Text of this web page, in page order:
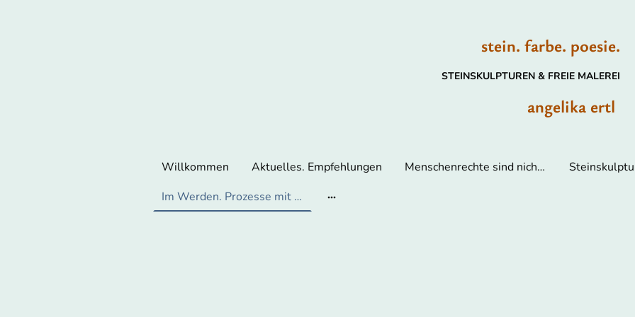
stein. farbe. poesie.
STEINSKULPTUREN & FREIE MALEREI
angelika ertl
Willkommen Aktuelles. Empfehlungen Menschenrechte sind nicht verhandelbar
Im Werden. Prozesse mit Stein.